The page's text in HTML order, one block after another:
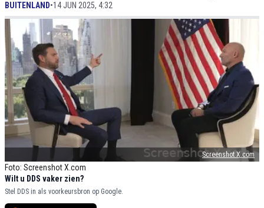
Screenshot X.com
Foto: Screenshot X.com
BUITENLAND•14 JUN 2025, 4:32
Wilt u DDS vaker zien?
Stel DDS in als voorkeursbron op Google.